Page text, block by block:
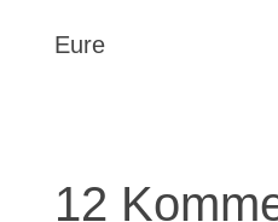
Eure
12